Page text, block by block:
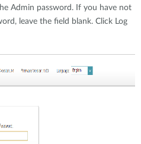
Admin password. If you have not
leave the field blank. Click Log